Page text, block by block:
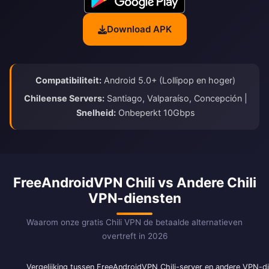
Download APK
Compatibiliteit: Android 5.0+ (Lollipop en hoger)
Chileense Servers:Santiago, Valparaíso, Concepción |
Snelheid:Onbeperkt 10Gbps
FreeAndroidVPN Chili vs Andere Chili
VPN-diensten
Waarom onze gratis Chili VPN de betaalde alternatieven
overtreft in 2026
Vergelijking tussen FreeAndroidVPN Chili-server en andere VPN-